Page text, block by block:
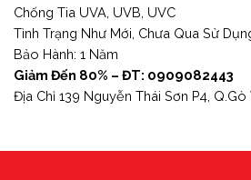
Chống Tia UVA, UVB, UVC
Tình Trạng Như Mới, Chưa Qua Sử
Bảo Hành: 1 Năm
Giảm Đến 80% – ĐT: 0909082443
Địa Chỉ 139 Nguyễn Thái Sơn P4, Q.Gò